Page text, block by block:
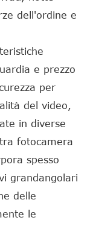
dell'ordine e
e prezzo
per
del video,
in diverse
fotocamera
spesso
grandangolari
delle
le